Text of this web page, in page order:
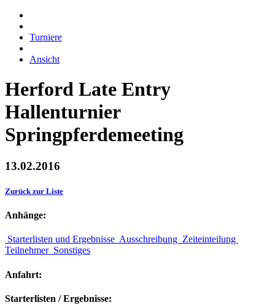
Turniere
Ansicht
Herford Late Entry
Hallenturnier
Springpferdemeeting
13.02.2016
Zurück zur Liste
Anhänge:
Starterlisten und Ergebnisse Ausschreibung Zeiteinteilung
Teilnehmer Sonstiges
Anfahrt:
Starterlisten / Ergebnisse: